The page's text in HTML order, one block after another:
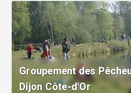
vous fournissons le matériel
comprend l’accueil autour d’une
dînatoire (selon la formule choisie)
notre traiteur ainsi que les
champagne…).
découvrir qu’un ordinateur, c’est
un problème : ça se répare !
Groupement des
Dijon Côte-d'Or